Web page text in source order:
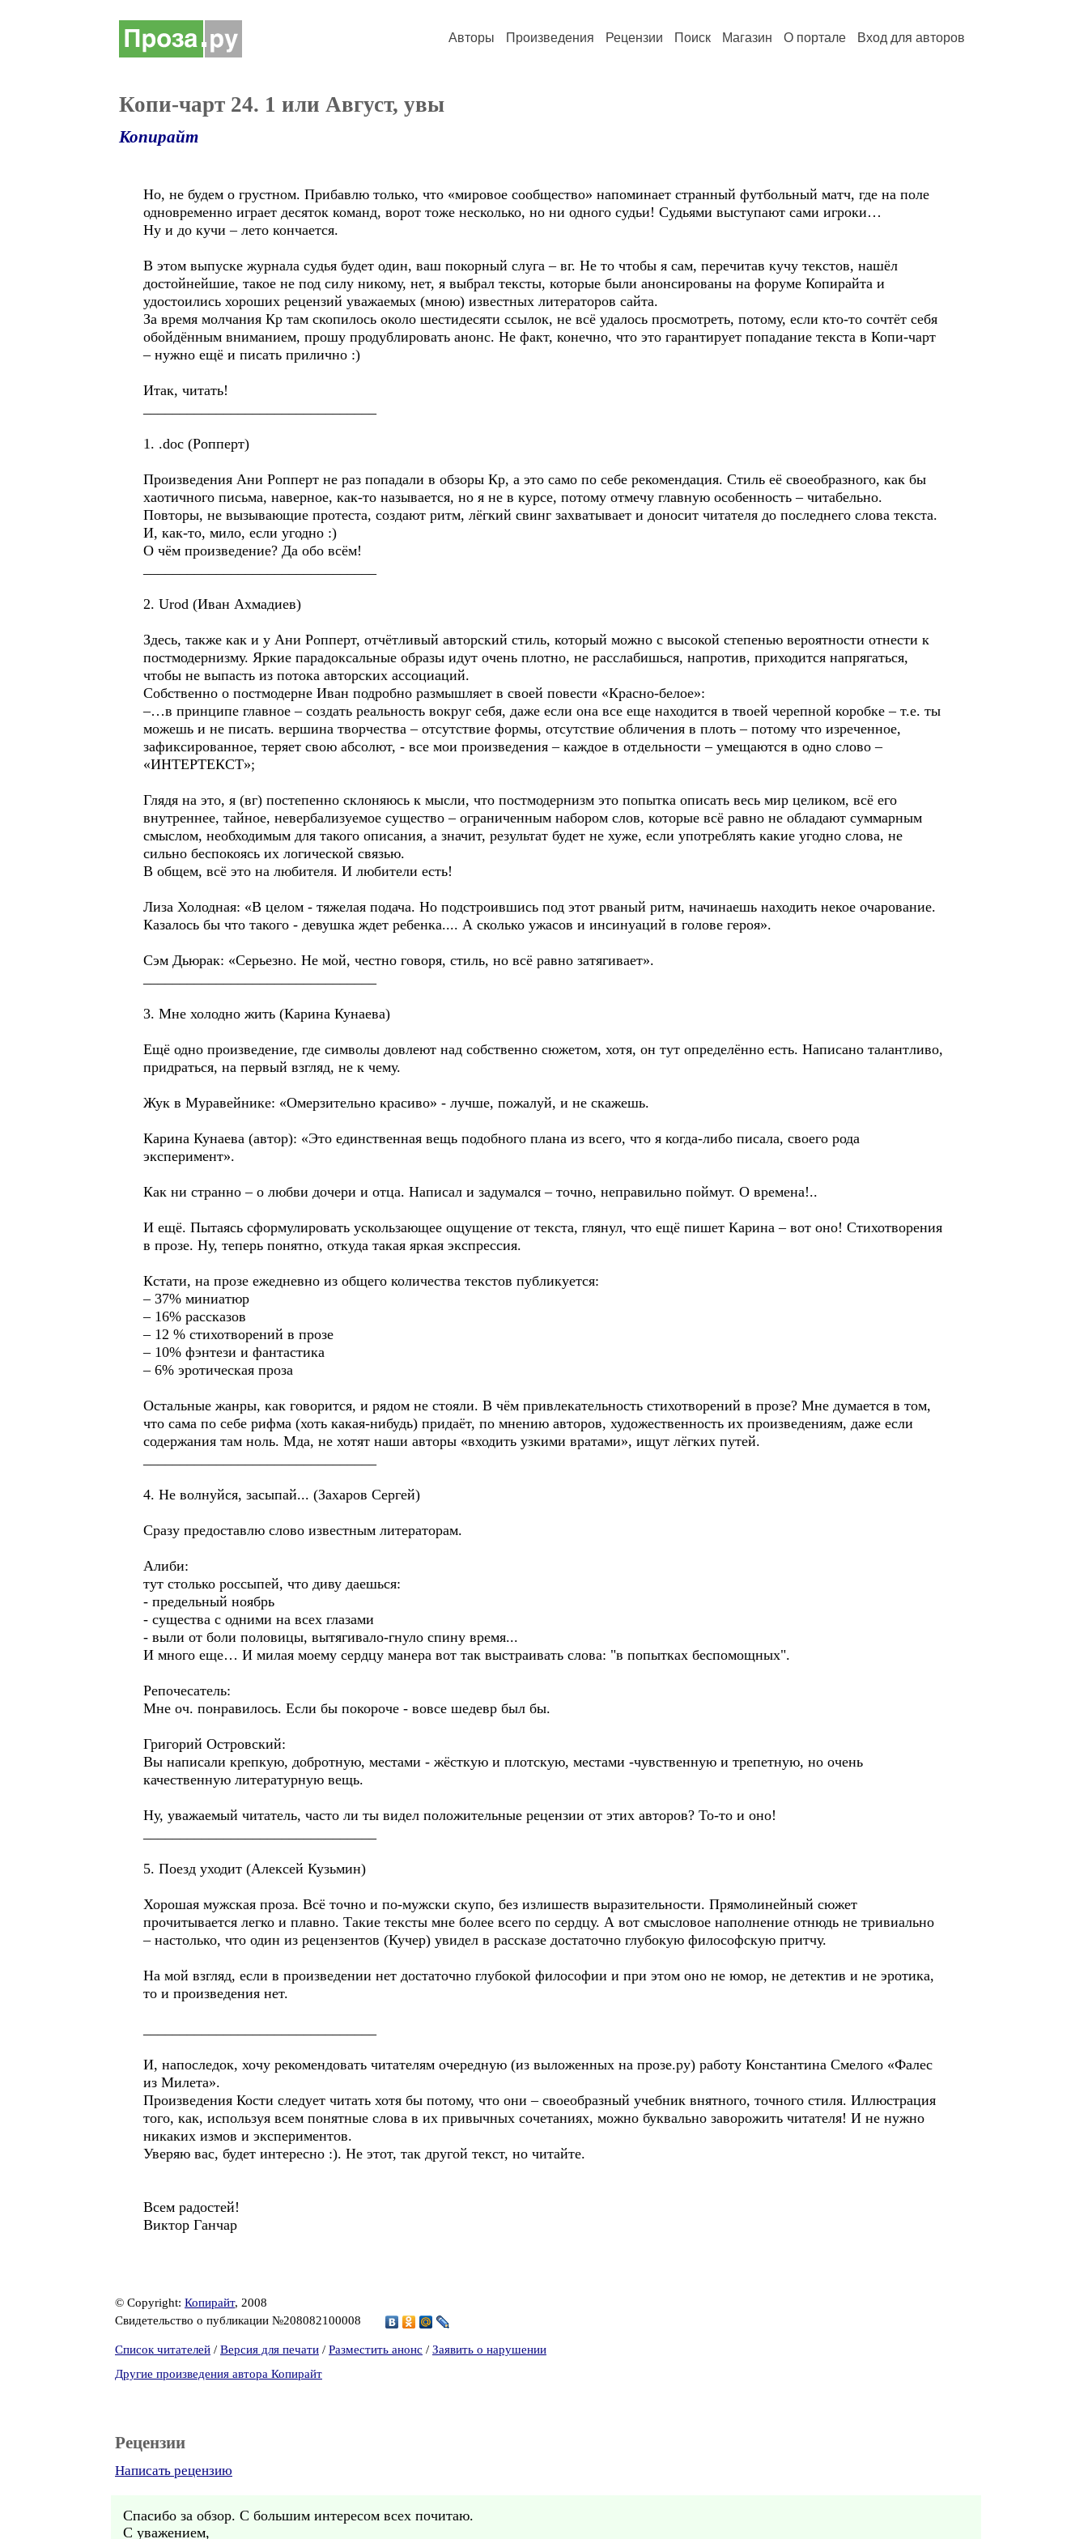
Авторы Произведения Рецензии Поиск Магазин О портале Вход для авторов
Копи-чарт 24. 1 или Август, увы
Копирайт
Но, не будем о грустном. Прибавлю только, что «мировое сообщество» напоминает странный футбольный матч, где на поле
одновременно играет десяток команд, ворот тоже несколько, но ни одного судьи! Судьями выступают сами игроки…
Ну и до кучи – лето кончается.
В этом выпуске журнала судья будет один, ваш покорный слуга – вг. Не то чтобы я сам, перечитав кучу текстов, нашёл
достойнейшие, такое не под силу никому, нет, я выбрал тексты, которые были анонсированы на форуме Копирайта и
удостоились хороших рецензий уважаемых (мною) известных литераторов сайта.
За время молчания Кр там скопилось около шестидесяти ссылок, не всё удалось просмотреть, потому, если кто-то сочтёт себя
обойдённым вниманием, прошу продублировать анонс. Не факт, конечно, что это гарантирует попадание текста в Копи-чарт
– нужно ещё и писать прилично :)
Итак, читать!
1. .doc (Ропперт)
Произведения Ани Ропперт не раз попадали в обзоры Кр, а это само по себе рекомендация. Стиль её своеобразного, как бы
хаотичного письма, наверное, как-то называется, но я не в курсе, потому отмечу главную особенность – читабельно.
Повторы, не вызывающие протеста, создают ритм, лёгкий свинг захватывает и доносит читателя до последнего слова текста.
И, как-то, мило, если угодно :)
О чём произведение? Да обо всём!
2. Urod (Иван Ахмадиев)
Здесь, также как и у Ани Ропперт, отчётливый авторский стиль, который можно с высокой степенью вероятности отнести к
постмодернизму. Яркие парадоксальные образы идут очень плотно, не расслабишься, напротив, приходится напрягаться,
чтобы не выпасть из потока авторских ассоциаций.
Собственно о постмодерне Иван подробно размышляет в своей повести «Красно-белое»:
–…в принципе главное – создать реальность вокруг себя, даже если она все еще находится в твоей черепной коробке – т.е. ты
можешь и не писать. вершина творчества – отсутствие формы, отсутствие обличения в плоть – потому что изреченное,
зафиксированное, теряет свою абсолют, - все мои произведения – каждое в отдельности – умещаются в одно слово –
«ИНТЕРТЕКСТ»;
Глядя на это, я (вг) постепенно склоняюсь к мысли, что постмодернизм это попытка описать весь мир целиком, всё его
внутреннее, тайное, невербализуемое существо – ограниченным набором слов, которые всё равно не обладают суммарным
смыслом, необходимым для такого описания, а значит, результат будет не хуже, если употреблять какие угодно слова, не
сильно беспокоясь их логической связью.
В общем, всё это на любителя. И любители есть!
Лиза Холодная: «В целом - тяжелая подача. Но подстроившись под этот рваный ритм, начинаешь находить некое очарование.
Казалось бы что такого - девушка ждет ребенка.... А сколько ужасов и инсинуаций в голове героя».
Сэм Дьюрак: «Серьезно. Не мой, честно говоря, стиль, но всё равно затягивает».
3. Мне холодно жить (Карина Кунаева)
Ещё одно произведение, где символы довлеют над собственно сюжетом, хотя, он тут определённо есть. Написано талантливо,
придраться, на первый взгляд, не к чему.
Жук в Муравейнике: «Омерзительно красиво» - лучше, пожалуй, и не скажешь.
Карина Кунаева (автор): «Это единственная вещь подобного плана из всего, что я когда-либо писала, своего рода
эксперимент».
Как ни странно – о любви дочери и отца. Написал и задумался – точно, неправильно поймут. О времена!..
И ещё. Пытаясь сформулировать ускользающее ощущение от текста, глянул, что ещё пишет Карина – вот оно! Стихотворения
в прозе. Ну, теперь понятно, откуда такая яркая экспрессия.
Кстати, на прозе ежедневно из общего количества текстов публикуется:
– 37% миниатюр
– 16% рассказов
– 12 % стихотворений в прозе
– 10% фэнтези и фантастика
– 6% эротическая проза
Остальные жанры, как говорится, и рядом не стояли. В чём привлекательность стихотворений в прозе? Мне думается в том,
что сама по себе рифма (хоть какая-нибудь) придаёт, по мнению авторов, художественность их произведениям, даже если
содержания там ноль. Мда, не хотят наши авторы «входить узкими вратами», ищут лёгких путей.
4. Не волнуйся, засыпай... (Захаров Сергей)
Сразу предоставлю слово известным литераторам.
Алиби:
тут столько россыпей, что диву даешься:
- предельный ноябрь
- существа с одними на всех глазами
- выли от боли половицы, вытягивало-гнуло спину время...
И много еще… И милая моему сердцу манера вот так выстраивать слова: "в попытках беспомощных".
Репочесатель:
Мне оч. понравилось. Если бы покороче - вовсе шедевр был бы.
Григорий Островский:
Вы написали крепкую, добротную, местами - жёсткую и плотскую, местами -чувственную и трепетную, но очень
качественную литературную вещь.
Ну, уважаемый читатель, часто ли ты видел положительные рецензии от этих авторов? То-то и оно!
5. Поезд уходит (Алексей Кузьмин)
Хорошая мужская проза. Всё точно и по-мужски скупо, без излишеств выразительности. Прямолинейный сюжет
прочитывается легко и плавно. Такие тексты мне более всего по сердцу. А вот смысловое наполнение отнюдь не тривиально
– настолько, что один из рецензентов (Кучер) увидел в рассказе достаточно глубокую философскую притчу.
На мой взгляд, если в произведении нет достаточно глубокой философии и при этом оно не юмор, не детектив и не эротика,
то и произведения нет.
И, напоследок, хочу рекомендовать читателям очередную (из выложенных на прозе.ру) работу Константина Смелого «Фалес
из Милета».
Произведения Кости следует читать хотя бы потому, что они – своеобразный учебник внятного, точного стиля. Иллюстрация
того, как, используя всем понятные слова в их привычных сочетаниях, можно буквально заворожить читателя! И не нужно
никаких измов и экспериментов.
Уверяю вас, будет интересно :). Не этот, так другой текст, но читайте.
Всем радостей!
Виктор Ганчар
© Copyright: Копирайт, 2008
Свидетельство о публикации №208082100008
Список читателей / Версия для печати / Разместить анонс / Заявить о нарушении
Другие произведения автора Копирайт
Рецензии
Написать рецензию
Спасибо за обзор. С большим интересом всех почитаю.
С уважением,